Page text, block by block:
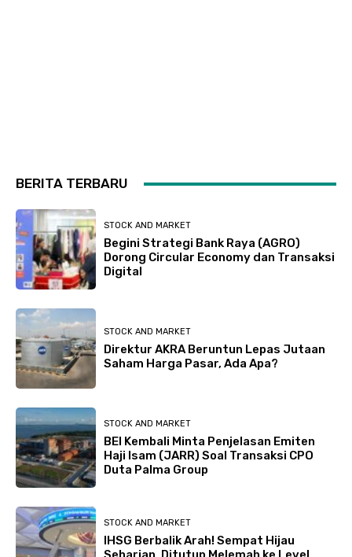
BERITA TERBARU
STOCK AND MARKET
Begini Strategi Bank Raya (AGRO)
Dorong Circular Economy dan Transaksi
Digital
STOCK AND MARKET
Direktur AKRA Beruntun Lepas Jutaan
Saham Harga Pasar, Ada Apa?
STOCK AND MARKET
BEI Kembali Minta Penjelasan Emiten
Haji Isam (JARR) Soal Transaksi CPO
Duta Palma Group
STOCK AND MARKET
IHSG Berbalik Arah! Sempat Hijau